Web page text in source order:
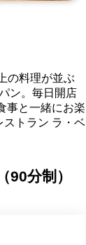
の料理が並ぶ
ン。毎日開店
事と一緒にお楽
ストラン ラ・ベ
分制）